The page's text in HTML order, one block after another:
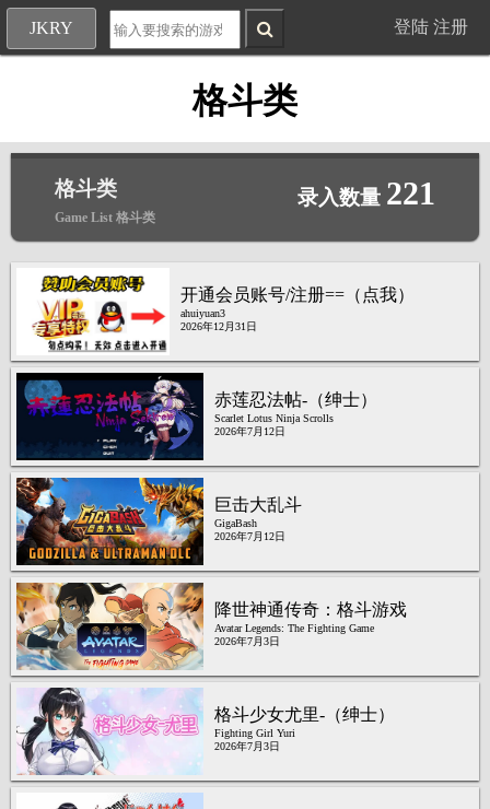
JKRY 登陆 注册
格斗类
格斗类
Game List 格斗类
录入数量 221
开通会员账号/注册==（点我）
ahuiyuan3
2026年12月31日
赤莲忍法帖-（绅士）
Scarlet Lotus Ninja Scrolls
2026年7月12日
巨击大乱斗
GigaBash
2026年7月12日
降世神通传奇：格斗游戏
Avatar Legends: The Fighting Game
2026年7月3日
格斗少女尤里-（绅士）
Fighting Girl Yuri
2026年7月3日